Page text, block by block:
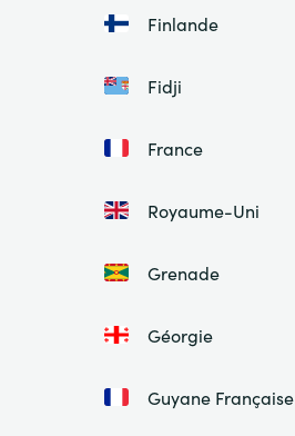
Finlande
Fidji
France
Royaume-Uni
Grenade
Géorgie
Guyane Française